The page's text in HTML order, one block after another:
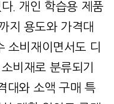
. 개인 학습용 제품
지 용도와 가격대
소비재이면서도 디
비재로 분류되기
대와 소액 구매 특